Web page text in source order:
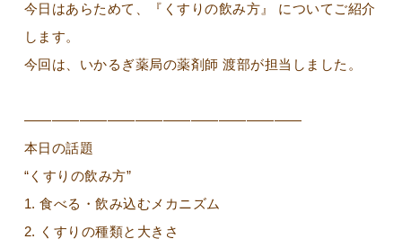
今日はあらためて、『くすりの飲み方』 についてご紹介
します。
今回は、いかるぎ薬局の薬剤師 渡部が担当しました。
————————————————————
本日の話題
“くすりの飲み方”
1. 食べる・飲み込むメカニズム
2. くすりの種類と大きさ